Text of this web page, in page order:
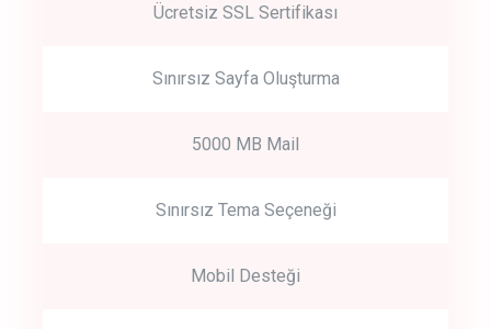
Start by trying our service for 30 days free trial no credit card
Ücretsiz SSL Sertifikası
Sınırsız Sayfa Oluşturma
5000 MB Mail
Sınırsız Tema Seçeneği
Mobil Desteği